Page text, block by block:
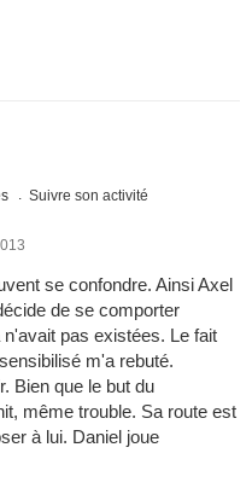
Suivre son activité
se confondre. Ainsi Axel
de se comporter
pas existées. Le fait
m'a rebuté.
Bien que le but du
même trouble. Sa route est
à lui. Daniel joue